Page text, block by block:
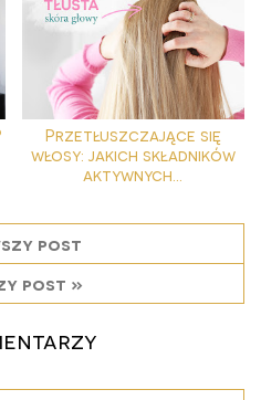
Przetłuszczające się
włosy: jakich składników
aktywnych...
post
post »